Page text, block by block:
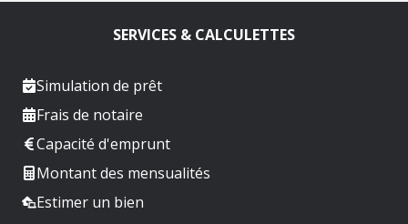
SERVICES & CALCULETTES
Simulation de prêt
Frais de notaire
Capacité d'emprunt
Montant des mensualités
Estimer un bien